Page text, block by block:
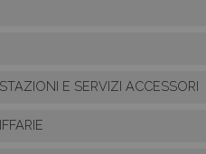
E SERVIZI ACCESSORI